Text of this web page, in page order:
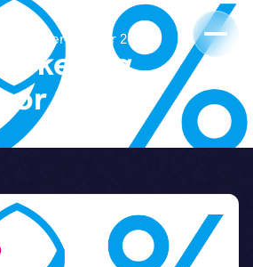
trends voor 2018
2018